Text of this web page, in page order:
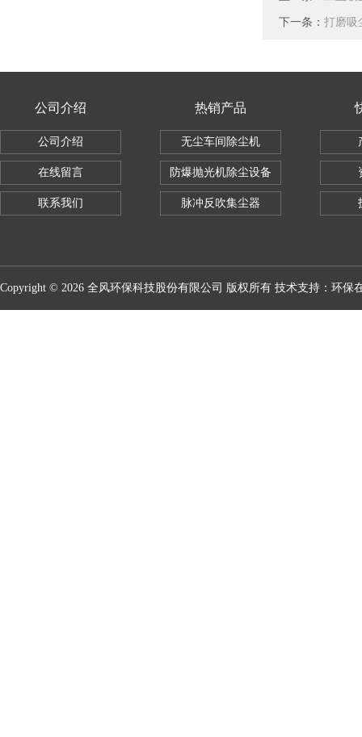
下一条： 打磨吸
公司介绍
公司介绍
在线留言
联系我们
热销产品
无尘车间除尘机
防爆抛光机除尘设备
脉冲反吹集尘器
Copyright © 2026 全风环保科技股份有限公司 版权所有 技术支持： 环保